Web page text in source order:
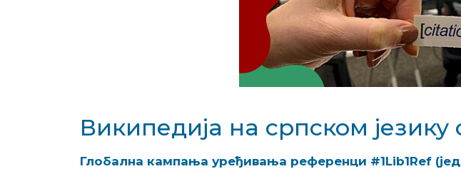
Википедија на српском језику
Глобална кампања уређивања референци #1Lib1Ref